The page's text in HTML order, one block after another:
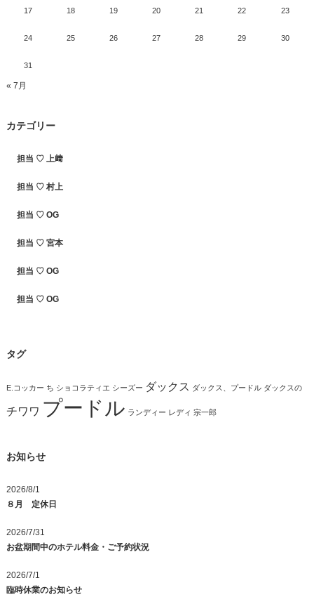
17 18 19 20 21 22 23
24 25 26 27 28 29 30
31
« 7月
カテゴリー
担当 ♡ 上﨑
担当 ♡ 村上
担当 ♡ OG
担当 ♡ 宮本
担当 ♡ OG
担当 ♡ OG
タグ
E.コッカー ち ショコラティエ シーズー ダックス ダックス、プードル ダックスの
チワワ プードル ランディー レディ 宗一郎
お知らせ
2026/8/1
８月 定休日
2026/7/31
お盆期間中のホテル料金・ご予約状況
2026/7/1
臨時休業のお知らせ